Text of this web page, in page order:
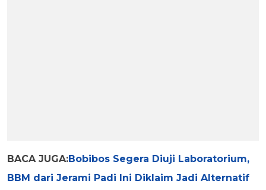
BACA JUGA:Bobibos Segera Diuji Laboratorium,
BBM dari Jerami Padi Ini Diklaim Jadi Alternatif